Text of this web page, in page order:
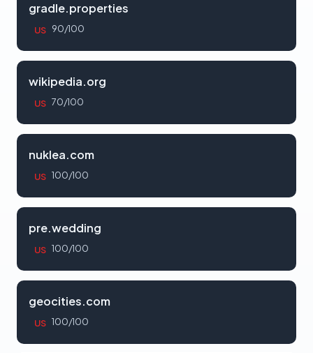
gradle.properties
US 90/100
wikipedia.org
US 70/100
nuklea.com
US 100/100
pre.wedding
US 100/100
geocities.com
US 100/100